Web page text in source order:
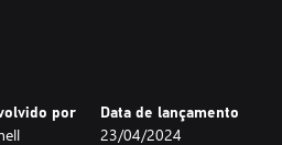
Hammerwatch e do Sun
por Data de lançamento
23/04/2024